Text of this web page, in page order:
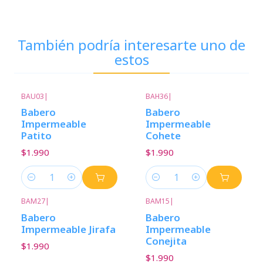
También podría interesarte uno de
estos
BAU03 |
Babero
Impermeable
Patito
$1.990
Cantidad
BAH36|
Babero
Impermeable
Cohete
$1.990
Cantidad
BAM27|
Babero
Impermeable Jirafa
$1.990
BAM15 |
Babero
Impermeable
Conejita
$1.990